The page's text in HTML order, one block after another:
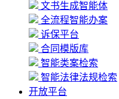
文书生成智能体
全流程智能办案
诉保平台
合同模版库
智能类案检索
智能法律法规检索
开放平台